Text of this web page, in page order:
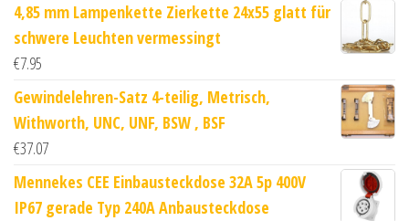
4,85 mm Lampenkette Zierkette 24x55 glatt für
schwere Leuchten vermessingt
€7.95
Gewindelehren-Satz 4-teilig, Metrisch,
Withworth, UNC, UNF, BSW , BSF
€37.07
Mennekes CEE Einbausteckdose 32A 5p 400V
IP67 gerade Typ 240A Anbausteckdose